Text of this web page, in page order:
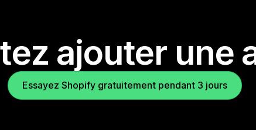
ajouter une
Essayez Shopify gratuitement pendant 3 jours